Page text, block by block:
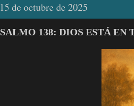
15 de octubre de 2025
SALMO 138: DIOS ESTÁ EN